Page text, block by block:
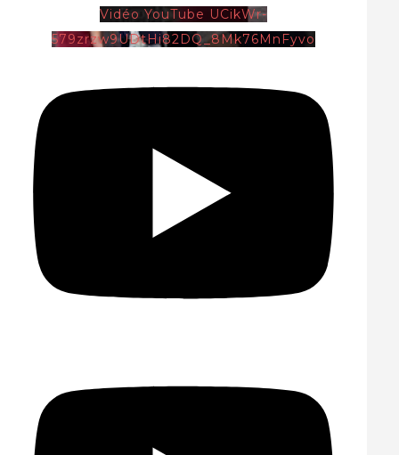
Vidéo YouTube UCikWr-
579zrzw9UDtHi82DQ_8Mk76MnFyvo